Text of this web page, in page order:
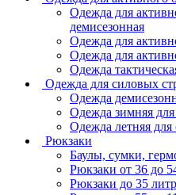
Одежда для
демисезонная
Одежда для
Одежда для
Одежда
Одежда для силовых
Одежда
Одежда зимняя
Одежда летняя
Рюкзаки
Баулы, сумки,
Рюкзаки от 36 до
Рюкзаки до 35